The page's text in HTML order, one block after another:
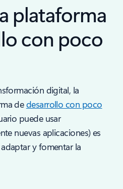
plataforma
con poco
digital, la
dedesarrollo con poco
puede usar
nuevas aplicaciones) es
y fomentar la